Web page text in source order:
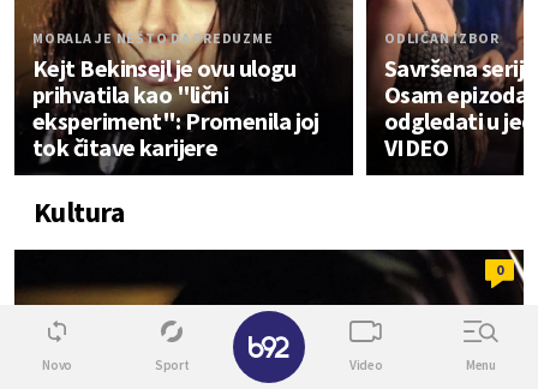
MORALA JE NEŠTO DA PREDUZME
Kejt Bekinsejl je ovu ulogu
prihvatila kao "lični
eksperiment": Promenila joj
tok čitave karijere
ODLIČAN IZBOR
Savršena
Osam epizoda
odgledati u
VIDEO
Kultura
0
Novo Sport Video Menu
✕